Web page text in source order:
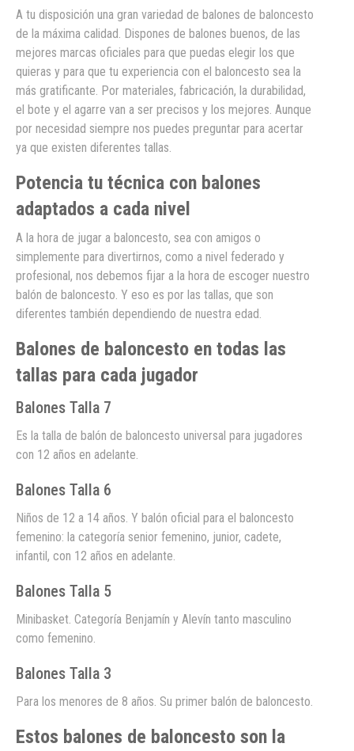
A tu disposición una gran variedad de balones de baloncesto
de la máxima calidad. Dispones de balones buenos, de las
mejores marcas oficiales para que puedas elegir los que
quieras y para que tu experiencia con el baloncesto sea la
más gratificante. Por materiales, fabricación, la durabilidad,
el bote y el agarre van a ser precisos y los mejores. Aunque
por necesidad siempre nos puedes preguntar para acertar
ya que existen diferentes tallas.
Potencia tu técnica con balones
adaptados a cada nivel
A la hora de jugar a baloncesto, sea con amigos o
simplemente para divertirnos, como a nivel federado y
profesional, nos debemos fijar a la hora de escoger nuestro
balón de baloncesto. Y eso es por las tallas, que son
diferentes también dependiendo de nuestra edad.
Balones de baloncesto en todas las
tallas para cada jugador
Balones Talla 7
Es la talla de balón de baloncesto universal para jugadores
con 12 años en adelante.
Balones Talla 6
Niños de 12 a 14 años. Y balón oficial para el baloncesto
femenino: la categoría senior femenino, junior, cadete,
infantil, con 12 años en adelante.
Balones Talla 5
Minibasket. Categoría Benjamín y Alevín tanto masculino
como femenino.
Balones Talla 3
Para los menores de 8 años. Su primer balón de baloncesto.
Estos balones de baloncesto son la